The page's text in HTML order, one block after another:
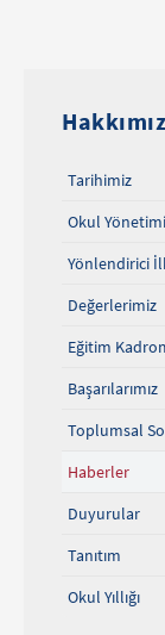
Tarihimiz
Okul Yönetimi
Yönlendirici
Değerlerimiz
Eğitim
Başarılarımız
Toplumsal
Haberler
Duyurular
Tanıtım
Okul Yıllığı